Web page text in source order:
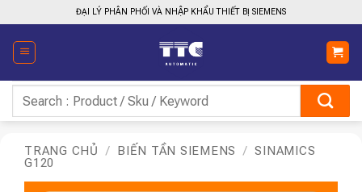
qua
nội
dung
ĐẠI LÝ PHÂN PHỐI VÀ NHẬP KHẨU THIẾT BỊ SIEMENS
kiếm:
TRANG CHỦ / BIẾN TẦN SIEMENS / SINAMICS
G120